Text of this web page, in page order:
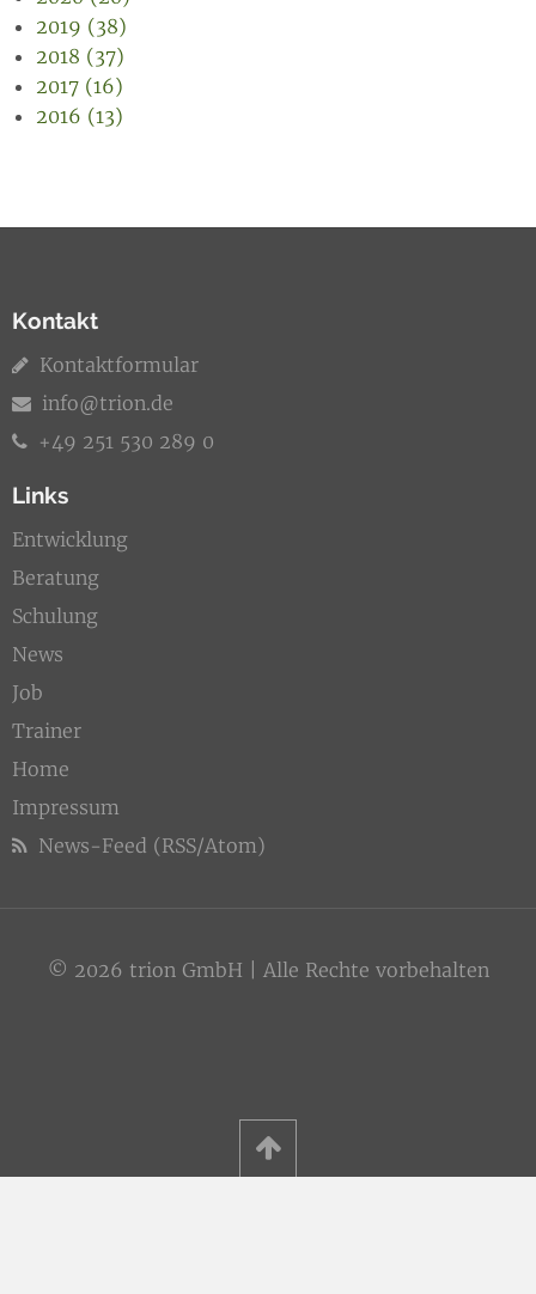
2019 (38)
2018 (37)
2017 (16)
2016 (13)
Kontakt
Kontaktformular
info@trion.de
+49 251 530 289 0
Links
Entwicklung
Beratung
Schulung
News
Job
Trainer
Home
Impressum
News-Feed (RSS/Atom)
© 2026 trion GmbH | Alle Rechte vorbehalten